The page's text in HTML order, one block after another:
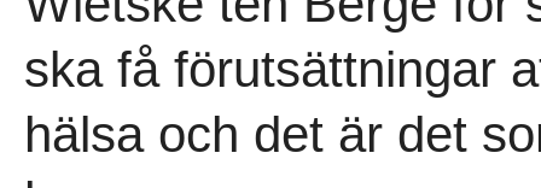
ska få förutsättningar
hälsa och det är det